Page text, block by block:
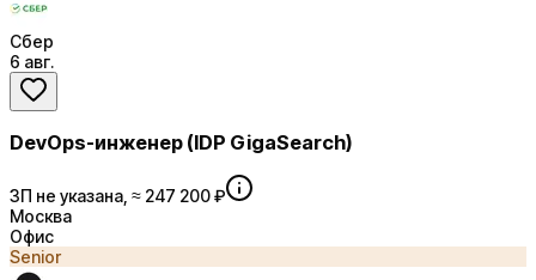
Сбер
6 авг.
DevOps-инженер (IDP GigaSearch)
ЗП не указана, ≈ 247 200 ₽
Москва
Офис
Senior